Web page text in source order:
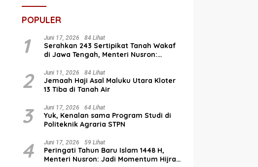
POPULER
1 Juni 17, 2026 84 Lihat
Serahkan 243 Sertipikat Tanah Wakaf
di Jawa Tengah, Menteri Nusron:
Selesaikan Kepastian Hukum Aset
Umat
2 Juni 11, 2026 84 Lihat
Jemaah Haji Asal Maluku Utara Kloter
13 Tiba di Tanah Air
3 Juni 17, 2026 64 Lihat
Yuk, Kenalan sama Program Studi di
Politeknik Agraria STPN
4 Juni 17, 2026 59 Lihat
Peringati Tahun Baru Islam 1448 H,
Menteri Nusron: Jadi Momentum Hijrah